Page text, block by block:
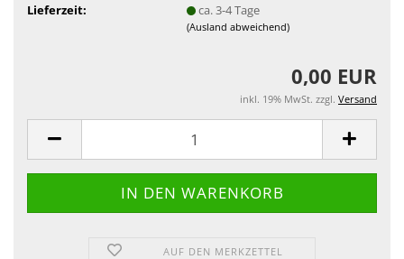
Lieferzeit:
ca. 3-4 Tage
(Ausland abweichend)
0,00 EUR
inkl. 19% MwSt. zzgl. Versand
AUF DEN MERKZETTEL